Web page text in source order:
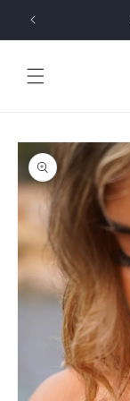
naar de
direct naar